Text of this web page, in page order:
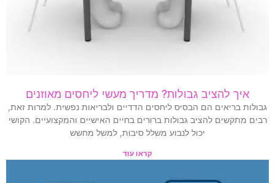
איך להציב גבולות? מדריך מעשי ליחסים מאוזנים
גבולות בריאים הם הבסיס ליחסים הדדיים ולבריאות נפשית. למרות זאת,
רבים מתקשים להציב גבולות ברורים בחיים האישיים והמקצועיים. הקושי
יכול לנבוע משלל סיבות, למשל מחשש
קראו עוד